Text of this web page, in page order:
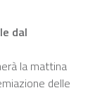
dal
la mattina
delle